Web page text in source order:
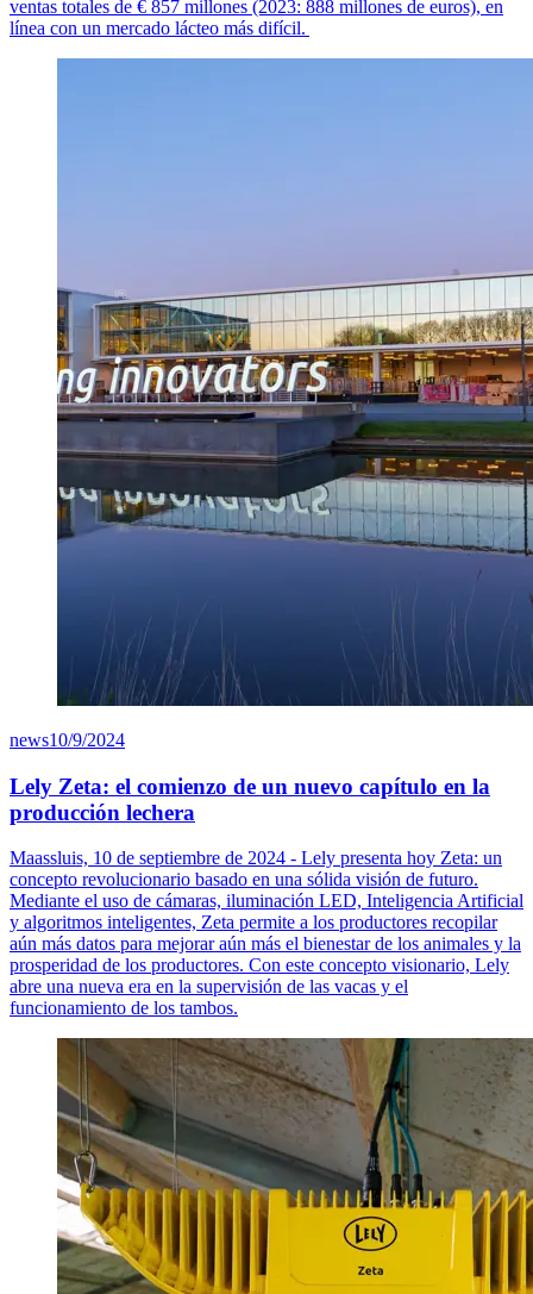
ventas totales de € 857 millones (2023: 888 millones de euros), en
línea con un mercado lácteo más difícil.
news10/9/2024
Lely Zeta: el comienzo de un nuevo capítulo en la
producción lechera
Maassluis, 10 de septiembre de 2024 - Lely presenta hoy Zeta: un
concepto revolucionario basado en una sólida visión de futuro.
Mediante el uso de cámaras, iluminación LED, Inteligencia Artificial
y algoritmos inteligentes, Zeta permite a los productores recopilar
aún más datos para mejorar aún más el bienestar de los animales y la
prosperidad de los productores. Con este concepto visionario, Lely
abre una nueva era en la supervisión de las vacas y el
funcionamiento de los tambos.